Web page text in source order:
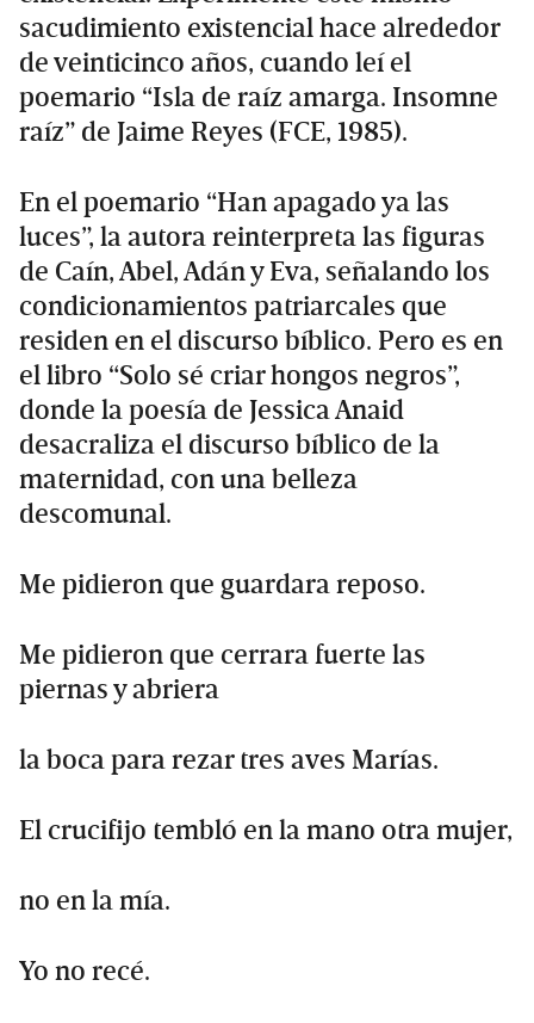
sacudimiento existencial hace alrededor
de veinticinco años, cuando leí el
poemario “Isla de raíz amarga. Insomne
raíz” de Jaime Reyes (FCE, 1985).
En el poemario “Han apagado ya las
luces”, la autora reinterpreta las figuras
de Caín, Abel, Adán y Eva, señalando los
condicionamientos patriarcales que
residen en el discurso bíblico. Pero es en
el libro “Solo sé criar hongos negros”,
donde la poesía de Jessica Anaid
desacraliza el discurso bíblico de la
maternidad, con una belleza
descomunal.
Me pidieron que guardara reposo.
Me pidieron que cerrara fuerte las
piernas y abriera
la boca para rezar tres aves Marías.
El crucifijo tembló en la mano otra mujer,
no en la mía.
Yo no recé.